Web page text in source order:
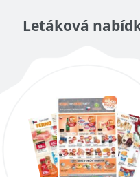
Letáková